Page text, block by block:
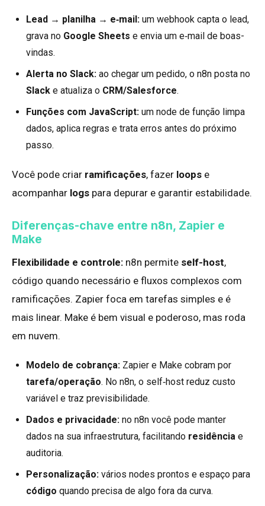
Lead → planilha → e‑mail: um webhook capta o lead,
grava no Google Sheets e envia um e‑mail de boas-
vindas.
Alerta no Slack: ao chegar um pedido, o n8n posta no
Slack e atualiza o CRM/Salesforce.
Funções com JavaScript: um node de função limpa
dados, aplica regras e trata erros antes do próximo
passo.
Você pode criar ramificações, fazer loops e
acompanhar logs para depurar e garantir estabilidade.
Diferenças-chave entre n8n, Zapier e
Make
Flexibilidade e controle: n8n permite self-host,
código quando necessário e fluxos complexos com
ramificações. Zapier foca em tarefas simples e é
mais linear. Make é bem visual e poderoso, mas roda
em nuvem.
Modelo de cobrança: Zapier e Make cobram por
tarefa/operação. No n8n, o self‑host reduz custo
variável e traz previsibilidade.
Dados e privacidade: no n8n você pode manter
dados na sua infraestrutura, facilitando residência e
auditoria.
Personalização: vários nodes prontos e espaço para
código quando precisa de algo fora da curva.